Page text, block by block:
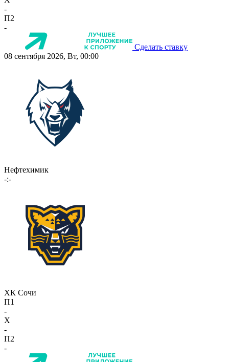
-
П2
-
Сделать ставку
08 сентября 2026, Вт, 00:00
Нефтехимик
-:-
ХК Сочи
П1
-
X
-
П2
-